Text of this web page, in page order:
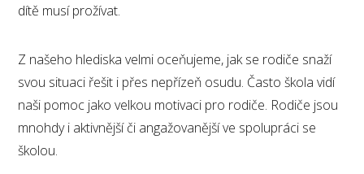
dítě musí prožívat.
Z našeho hlediska velmi oceňujeme, jak se rodiče snaží
svou situaci řešit i přes nepřízeň osudu. Často škola vidí
naši pomoc jako velkou motivaci pro rodiče. Rodiče jsou
mnohdy i aktivnější či angažovanější ve spolupráci se
školou.